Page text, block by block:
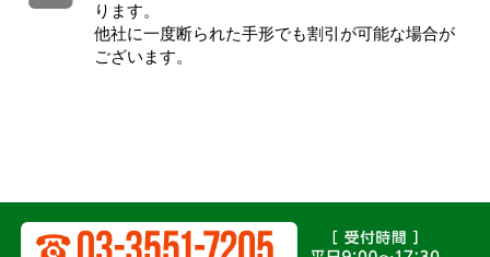
ります。
他社に一度断られた手形でも割引が可能な場合が
ございます。